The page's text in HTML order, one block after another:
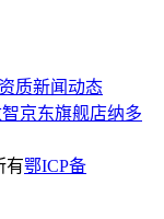
质新闻动态
京东旗舰店纳多
有鄂ICP备